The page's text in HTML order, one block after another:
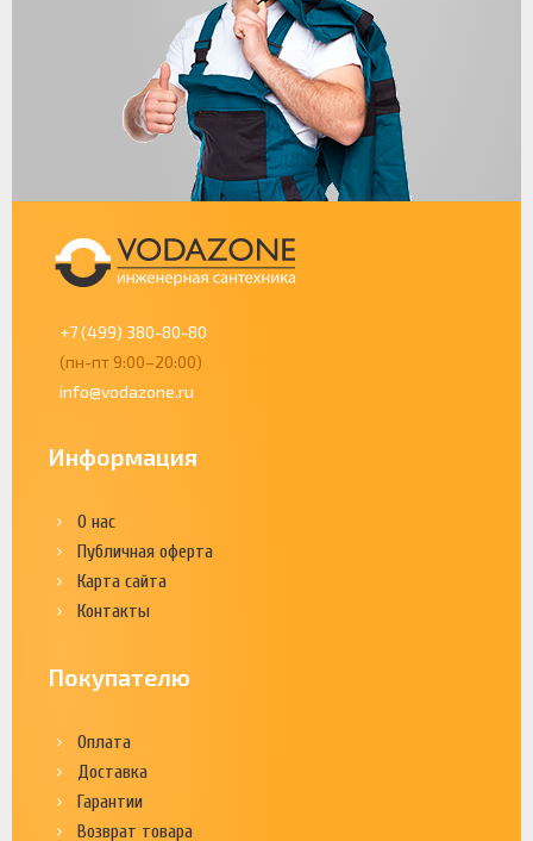
+7 (499) 380-80-80
(пн-пт 9:00–20:00)
info@vodazone.ru
Информация
О нас
Публичная оферта
Карта сайта
Контакты
Покупателю
Оплата
Доставка
Гарантии
Возврат товара